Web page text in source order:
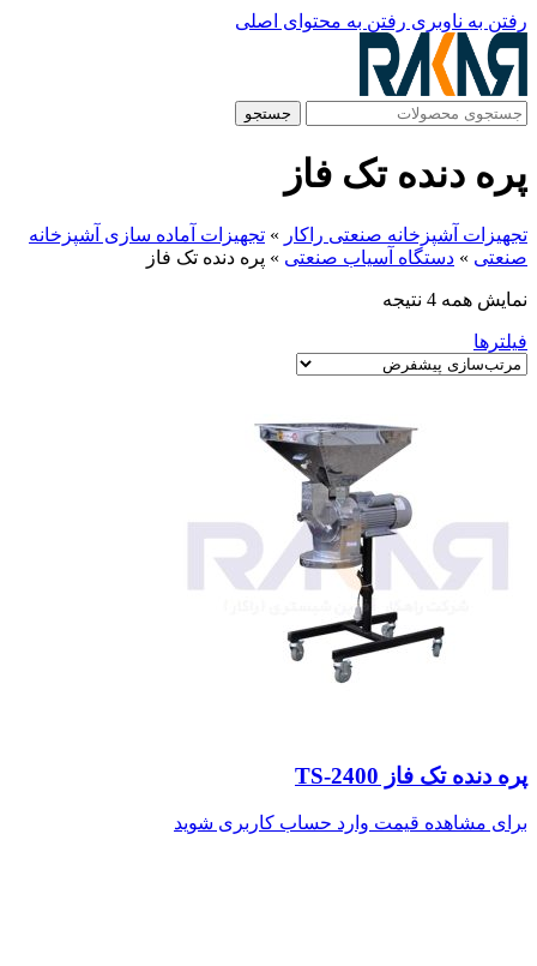
رفتن به ناوبری رفتن به محتوای اصلی
جستجو
پره دنده تک فاز
تجهیزات آشپزخانه صنعتی راکار » تجهیزات آماده سازی آشپزخانه
صنعتی » دستگاه آسیاب صنعتی » پره دنده تک فاز
نمایش همه 4 نتیجه
فیلترها
پره دنده تک فاز TS-2400
برای مشاهده قیمت وارد حساب کاربری شوید